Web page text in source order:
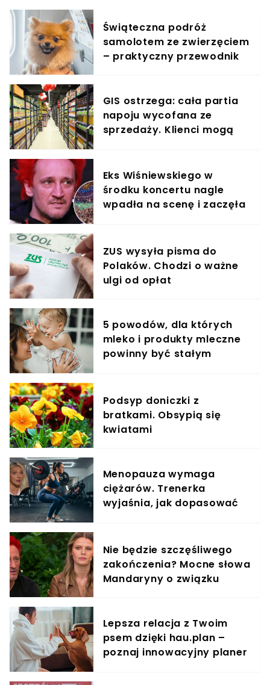
Świąteczna podróż
samolotem ze zwierzęciem
– praktyczny przewodnik
GIS ostrzega: cała partia
napoju wycofana ze
sprzedaży. Klienci mogą
Eks Wiśniewskiego w
środku koncertu nagle
wpadła na scenę i zaczęła
ZUS wysyła pisma do
Polaków. Chodzi o ważne
ulgi od opłat
5 powodów, dla których
mleko i produkty mleczne
powinny być stałym
Podsyp doniczki z
bratkami. Obsypią się
kwiatami
Menopauza wymaga
ciężarów. Trenerka
wyjaśnia, jak dopasować
Nie będzie szczęśliwego
zakończenia? Mocne słowa
Mandaryny o związku
Lepsza relacja z Twoim
psem dzięki hau.plan –
poznaj innowacyjny planer